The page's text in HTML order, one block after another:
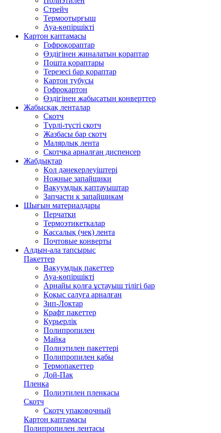
Стрейч
Термоотырғыш
Ауа-көпіршікті
Картон қаптамасы
Гофроқораптар
Өздігінен жиналатын қораптар
Пошта қораптары
Терезесі бар қораптар
Картон тубусы
Гофрокартон
Өздігінен жабысатын конверттер
Жабысқақ ленталар
Скотч
Түрлі-түсті скотч
Жазбасы бар скотч
Малярлық лента
Скотчқа арналған диспенсер
Жабдықтар
Қол дәнекерлеуіштері
Ножные запайщики
Вакуумдық қаптауыштар
Запчасти к запайщикам
Шығын материалдары
Перчатки
Термоэтикеткалар
Кассалық (чек) лента
Почтовые конверты
Алдын-ала тапсырыс
Пакеттер
Вакуумдық пакеттер
Ауа-көпіршікті
Арнайы қолға ұстауыш тілігі бар
Қоқыс салуға арналған
Зип-Локтар
Крафт пакеттер
Курьерлік
Полипропилен
Майка
Полиэтилен пакеттері
Полипропилен қабы
Термопакеттер
Дой-Пак
Пленка
Полиэтилен пленкасы
Скотч
Скотч упаковочный
Картон қаптамасы
Полипропилен лентасы